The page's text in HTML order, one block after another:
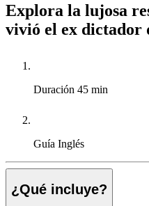
Explora la lujosa
vivió el ex dictador
Duración 45 min
Guía Inglés
¿Qué incluye?